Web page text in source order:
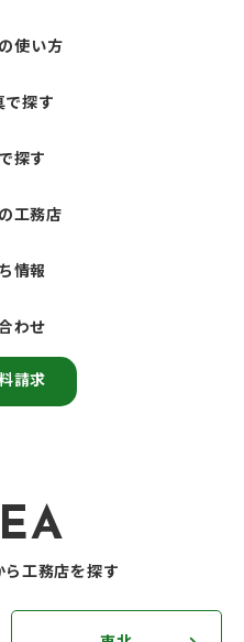
使い方
で探す
探す
工務店
情報
わせ
請求
ら工務店を探す